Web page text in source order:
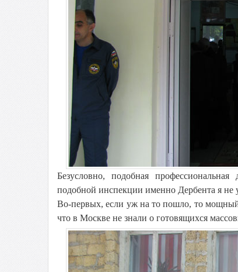
Безусловно, подобная
подобной инспекции именно Дербента я не
Во-первых, если уж на то пошло, то
что в Москве не знали о готовящихся